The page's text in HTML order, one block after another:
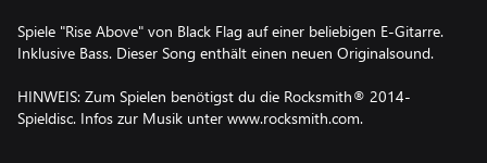
Spiele "Rise Above" von Black Flag auf einer beliebigen E-Gitarre.
Inklusive Bass. Dieser Song enthält einen neuen Originalsound.
HINWEIS: Zum Spielen benötigst du die Rocksmith® 2014-
Spieldisc. Infos zur Musik unter www.rocksmith.com.